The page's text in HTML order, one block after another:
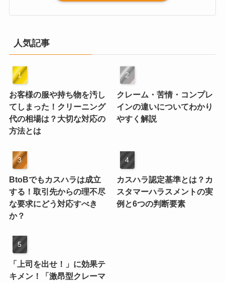
人気記事
お客様の服や持ち物を汚し
てしまった！クリーニング
代の相場は？大切な対応の
方法とは
クレーム・苦情・コンプレ
インの違いについてわかり
やすく解説
BtoBでもカスハラは成立
する！取引先からの理不尽
な要求にどう対応すべき
か？
カスハラ認定基準とは？カ
スタマーハラスメントの実
例と6つの判断要素
「上司を出せ！」に効果テ
キメン！「激昂型クレーマ